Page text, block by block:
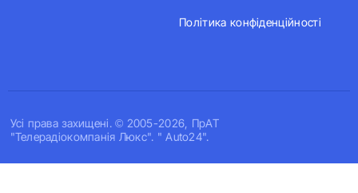
Усi права захищенi. © 2005-2026, ПрАТ
"Телерадіокомпанія Люкс". " Auto24".
Політика конфіденційності